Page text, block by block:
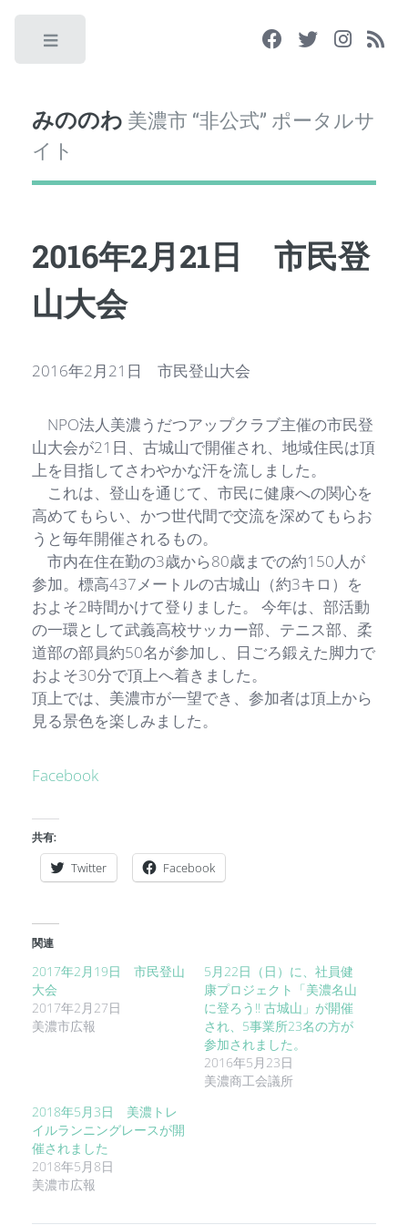
みののわ 美濃市 “非公式” ポータルサ
イト
2016年2月21日 市民登
山大会
2016年2月21日 市民登山大会
NPO法人美濃うだつアップクラブ主催の市民登
山大会が21日、古城山で開催され、地域住民は頂
上を目指してさわやかな汗を流しました。
これは、登山を通じて、市民に健康への関心を
高めてもらい、かつ世代間で交流を深めてもらお
うと毎年開催されるもの。
市内在住在勤の3歳から80歳までの約150人が
参加。標高437メートルの古城山（約3キロ）を
およそ2時間かけて登りました。 今年は、部活動
の一環として武義高校サッカー部、テニス部、柔
道部の部員約50名が参加し、日ごろ鍛えた脚力で
およそ30分で頂上へ着きました。
頂上では、美濃市が一望でき、参加者は頂上から
見る景色を楽しみました。
Facebook
共有:
Twitter Facebook
関連
2017年2月19日 市民登山
大会
2017年2月27日
美濃市広報
5月22日（日）に、社員健
康プロジェクト「美濃名山
に登ろう!! 古城山」が開催
され、5事業所23名の方が
参加されました。
2016年5月23日
美濃商工会議所
2018年5月3日 美濃トレ
イルランニングレースが開
催されました
2018年5月8日
美濃市広報
Toggle